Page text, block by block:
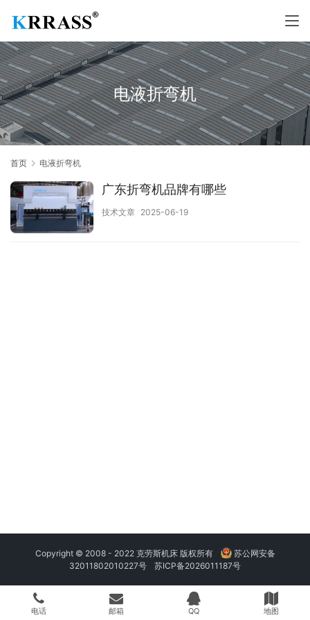
电液折弯机
首页 电液折弯机
广东折弯机品牌有哪些
技术文章 2025-06-19
Copyright © 2008 - 2022 克劳斯机床 版权所有
苏公网安备
32011802010227号
苏ICP备2026011187号
电话 邮箱 QQ 地图